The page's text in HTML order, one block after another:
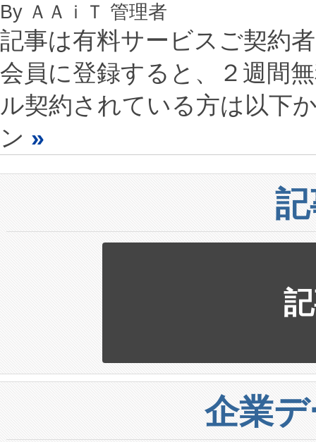
By ＡＡｉＴ 管理者
記事は有料サービスご契約
会員に登録すると、２週間
ル契約されている方は以下
ン »
企業